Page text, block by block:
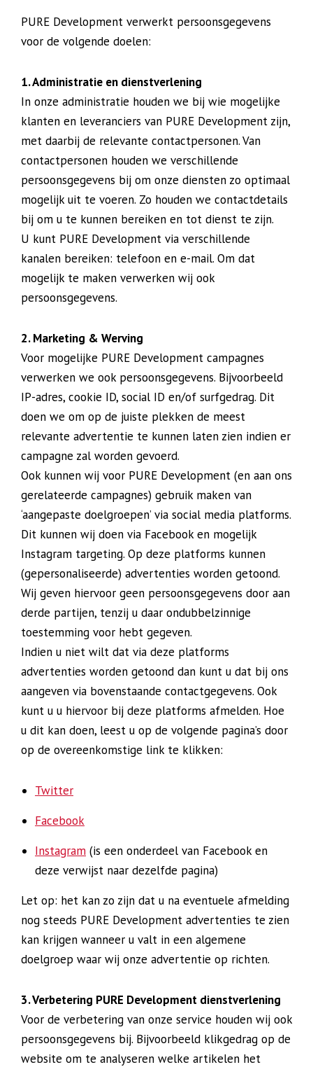
PURE Development verwerkt persoonsgegevens
voor de volgende doelen:
1. Administratie en dienstverlening
In onze administratie houden we bij wie mogelijke
klanten en leveranciers van PURE Development zijn,
met daarbij de relevante contactpersonen. Van
contactpersonen houden we verschillende
persoonsgegevens bij om onze diensten zo optimaal
mogelijk uit te voeren. Zo houden we contactdetails
bij om u te kunnen bereiken en tot dienst te zijn.
U kunt PURE Development via verschillende
kanalen bereiken: telefoon en e-mail. Om dat
mogelijk te maken verwerken wij ook
persoonsgegevens.
2. Marketing & Werving
Voor mogelijke PURE Development campagnes
verwerken we ook persoonsgegevens. Bijvoorbeeld
IP-adres, cookie ID, social ID en/of surfgedrag. Dit
doen we om op de juiste plekken de meest
relevante advertentie te kunnen laten zien indien er
campagne zal worden gevoerd.
Ook kunnen wij voor PURE Development (en aan ons
gerelateerde campagnes) gebruik maken van
‘aangepaste doelgroepen’ via social media platforms.
Dit kunnen wij doen via Facebook en mogelijk
Instagram targeting. Op deze platforms kunnen
(gepersonaliseerde) advertenties worden getoond.
Wij geven hiervoor geen persoonsgegevens door aan
derde partijen, tenzij u daar ondubbelzinnige
toestemming voor hebt gegeven.
Indien u niet wilt dat via deze platforms
advertenties worden getoond dan kunt u dat bij ons
aangeven via bovenstaande contactgegevens. Ook
kunt u u hiervoor bij deze platforms afmelden. Hoe
u dit kan doen, leest u op de volgende pagina’s door
op de overeenkomstige link te klikken:
Twitter
Facebook
Instagram (is een onderdeel van Facebook en
deze verwijst naar dezelfde pagina)
Let op: het kan zo zijn dat u na eventuele afmelding
nog steeds PURE Development advertenties te zien
kan krijgen wanneer u valt in een algemene
doelgroep waar wij onze advertentie op richten.
3. Verbetering PURE Development dienstverlening
Voor de verbetering van onze service houden wij ook
persoonsgegevens bij. Bijvoorbeeld klikgedrag op de
website om te analyseren welke artikelen het